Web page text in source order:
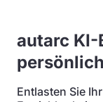
autarc
Entlasten Sie